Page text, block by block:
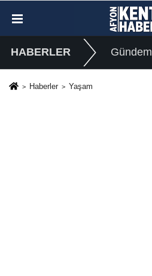
HABERLER Gündem
Haberler Yaşam